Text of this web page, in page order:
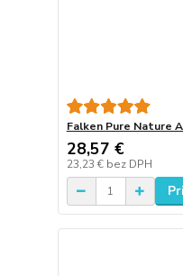
Falken Pure Nature
28,57 €
23,23 € bez DPH